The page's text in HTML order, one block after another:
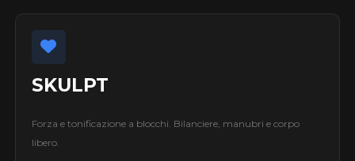
SKULPT
Forza e tonificazione a blocchi. Bilanciere, manubri e corpo
libero.